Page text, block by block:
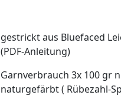
gestrickt aus Bluefaced
(PDF-Anleitung)
Garnverbrauch 3x 100 gr
naturgefärbt ( Rübezahl-